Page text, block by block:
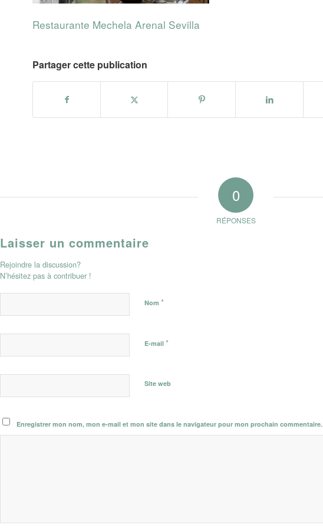
Restaurante Mechela Arenal Sevilla
Partager cette publication
0
RÉPONSES
Laisser un commentaire
Rejoindre la discussion?
N’hésitez pas à contribuer !
Nom *
E-mail *
Site web
Enregistrer mon nom, mon e-mail et mon site dans le navigateur pour mon prochain commentaire.